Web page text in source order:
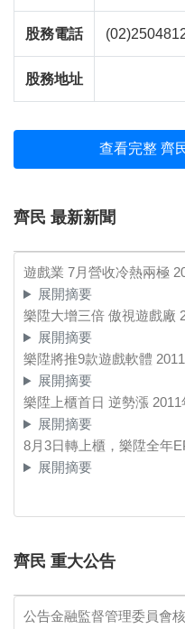
股務電話
股務地址
查看完整 齊
齊民 最新新聞
遊戲業 7月營收冷熱兩極
展開摘要
樂陞大增三倍 傲視遊戲廠
展開摘要
樂陞將推9款遊戲軟體
展開摘要
樂陞上櫃首日 逆勢漲 2011
展開摘要
8月3日轉上櫃，樂陞全年
展開摘要
齊民 重大公告
公告金融監督管理委員會